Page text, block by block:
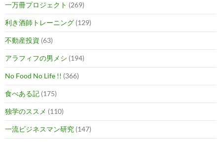
一万冊プロジェクト (269)
利き酒師トレーニング (129)
不動産投資 (63)
アラフィフの男メシ (194)
No Food No Life !! (366)
食べある記 (175)
独学のススメ (110)
一流ビジネスマン研究 (147)